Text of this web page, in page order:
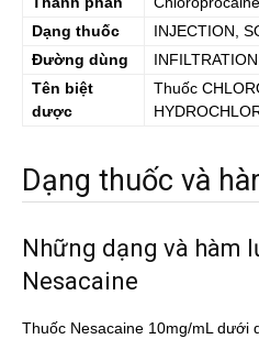
Dạng thuốc
INJECTION,
Đường dùng
Tên biệt
dược
Thuốc
Dạng thuốc và
Những dạng và hàm
Nesacaine
Thuốc Nesacaine 10mg/mL dưới